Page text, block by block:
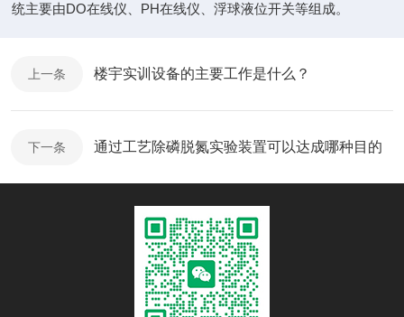
统主要由DO在线仪、PH在线仪、浮球液位开关等组成。
上一条 楼宇实训设备的主要工作是什么？
下一条 通过工艺除磷脱氮实验装置可以达成哪种目的